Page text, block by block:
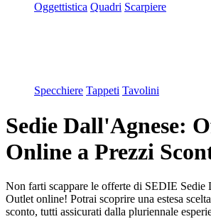
Oggettistica Quadri Scarpiere
Specchiere Tappeti Tavolini
Sedie Dall'Agnese:
Online a Prezzi
Non farti scappare le offerte di SEDIE Sedie
Outlet online! Potrai scoprire una estesa
sconto, tutti assicurati dalla pluriennale